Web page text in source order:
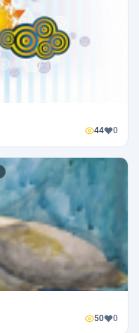
44 0
50 0